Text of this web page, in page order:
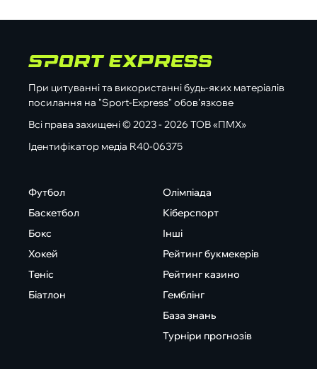
При цитуванні та використанні будь-яких матеріалів
посилання на "Sport-Express" обов'язкове
Всі права захищені © 2023 - 2026 ТОВ «ПМХ»
Ідентифікатор медіа R40-06375
Футбол
Баскетбол
Бокс
Хокей
Теніс
Біатлон
Олімпіада
Кіберспорт
Інші
Рейтинг букмекерів
Рейтинг казино
Гемблінг
База знань
Турніри прогнозів